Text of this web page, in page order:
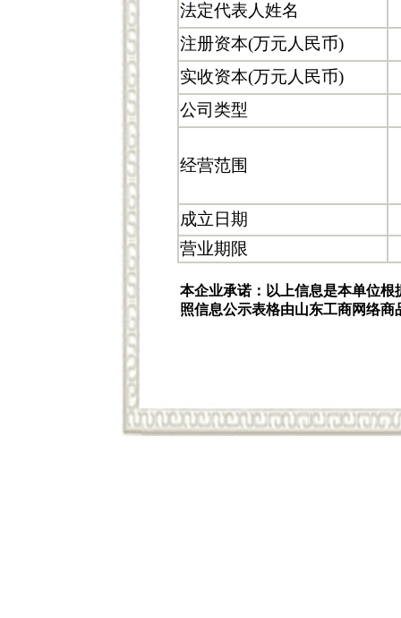
法定代表人姓名
注册资本(万元人民币)
实收资本(万元人民币)
公司类型
经营范围
成立日期
营业期限
本企业承诺：以上信息是本单位
照信息公示表格由山东工商网络商